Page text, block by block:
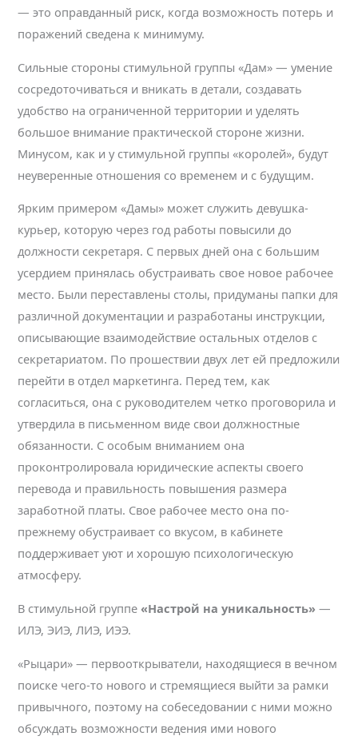
— это оправданный риск, когда возможность потерь и
поражений сведена к минимуму.
Сильные стороны стимульной группы «Дам» — умение
сосредоточиваться и вникать в детали, создавать
удобство на ограниченной территории и уделять
большое внимание практической стороне жизни.
Минусом, как и у стимульной группы «королей», будут
неуверенные отношения со временем и с будущим.
Ярким примером «Дамы» может служить девушка-
курьер, которую через год работы повысили до
должности секретаря. С первых дней она с большим
усердием принялась обустраивать свое новое рабочее
место. Были переставлены столы, придуманы папки для
различной документации и разработаны инструкции,
описывающие взаимодействие остальных отделов с
секретариатом. По прошествии двух лет ей предложили
перейти в отдел маркетинга. Перед тем, как
согласиться, она с руководителем четко проговорила и
утвердила в письменном виде свои должностные
обязанности. С особым вниманием она
проконтролировала юридические аспекты своего
перевода и правильность повышения размера
заработной платы. Свое рабочее место она по-
прежнему обустраивает со вкусом, в кабинете
поддерживает уют и хорошую психологическую
атмосферу.
В стимульной группе «Настрой на уникальность» —
ИЛЭ, ЭИЭ, ЛИЭ, ИЭЭ.
«Рыцари» — первооткрыватели, находящиеся в вечном
поиске чего-то нового и стремящиеся выйти за рамки
привычного, поэтому на собеседовании с ними можно
обсуждать возможности ведения ими нового